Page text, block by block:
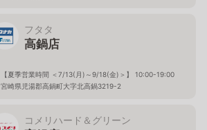
フタタ
高鍋店
【夏季営業時間 ＜7/13(月)～9/18(金)＞】 10:00-19:00
宮崎県児湯郡高鍋町大字北高鍋3219-2
コメリハード＆グリーン